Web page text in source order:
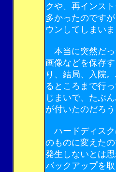
クや、再インス
多かったのです
ウンしてしまいま
本当に突然だっ
画像などを保存
り、結局、入院
るところまで行
じまいで、たぶ
が付いたのだろう
ハードディスク
のものに変えた
発生しないとは
バックアップを